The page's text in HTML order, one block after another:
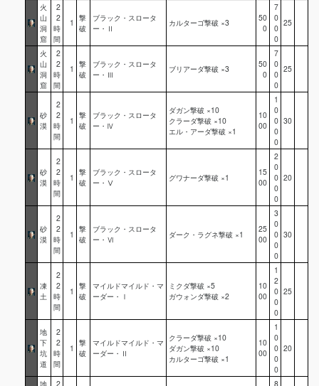
火
山
洞
窟
2
2
時
間
1 撃
破
ブラック・スロータ
ー・Ⅱ
カルターゴ撃破 ×3
50
0
7
0
0
0
25
火
山
洞
窟
2
2
時
間
1 撃
破
ブラック・スロータ
ー・Ⅲ
ブリアーダ撃破 ×3
50
0
7
0
0
0
25
砂
漠
2
2
時
間
1
撃
破
ブラック・スロータ
ー・Ⅳ
ダガン撃破 ×10
クラーダ撃破 ×10
エル・アーダ撃破 ×1
10
00
1
0
0
0
0
30
砂
漠
2
2
時
間
1
撃
破
ブラック・スロータ
ー・Ⅴ
グワナーダ撃破 ×1
15
00
2
0
0
0
0
20
砂
漠
2
2
時
間
1
撃
破
ブラック・スロータ
ー・Ⅵ
ダーク・ラグネ撃破 ×1
25
00
3
0
0
0
0
30
凍
土
2
2
時
間
1
撃
破
マイルドマイルド・マ
ーダー・Ⅰ
ミクダ撃破 ×5
ガウォンダ撃破 ×2
10
00
1
2
0
0
0
25
地
下
坑
道
2
2
時
間
1
撃
破
マイルドマイルド・マ
ーダー・Ⅱ
クラーダ撃破 ×10
ダガン撃破 ×10
カルターゴ撃破 ×1
10
00
1
0
0
0
0
20
地
2
8